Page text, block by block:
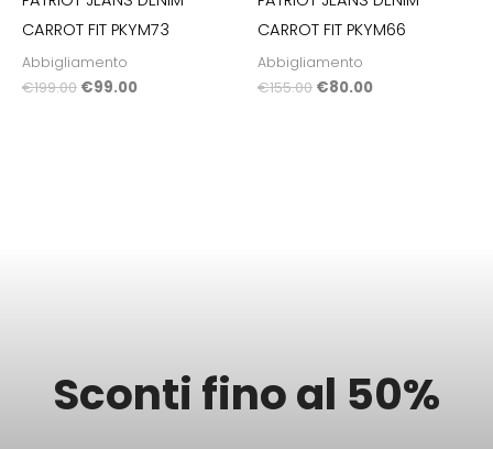
CARROT FIT PKYM73
Abbigliamento
€199.00 €99.00
CARROT FIT PKYM66
Abbigliamento
€155.00 €80.00
Sconti fino al 50%